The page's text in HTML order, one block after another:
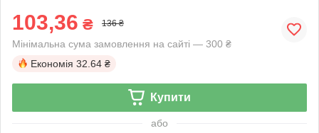
103,36 ₴ 136 ₴
Мінімальна сума замовлення на сайті — 300 ₴
Економія 32.64 ₴
Купити
або